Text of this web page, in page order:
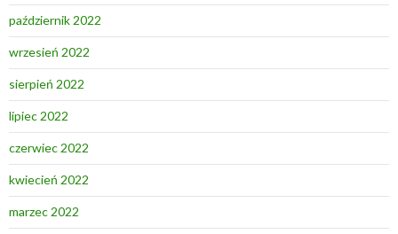
październik 2022
wrzesień 2022
sierpień 2022
lipiec 2022
czerwiec 2022
kwiecień 2022
marzec 2022